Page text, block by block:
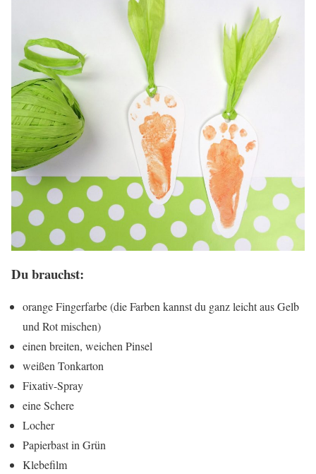
Du brauchst:
orange Fingerfarbe (die Farben kannst du ganz leicht aus Gelb
und Rot mischen)
einen breiten, weichen Pinsel
weißen Tonkarton
Fixativ-Spray
eine Schere
Locher
Papierbast in Grün
Klebefilm